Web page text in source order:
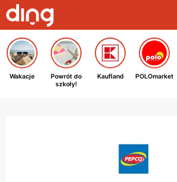
Wakacje
Powrót do
szkoły!
Kaufland POLOmarket